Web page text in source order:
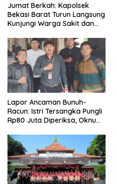
Jumat Berkah: Kapolsek
Bekasi Barat Turun Langsung
Kunjungi Warga Sakit dan
Lapor Ancaman Bunuh-
Racun: Istri Tersangka Pungli
Rp80 Juta Diperiksa, Oknum
Disdagperin